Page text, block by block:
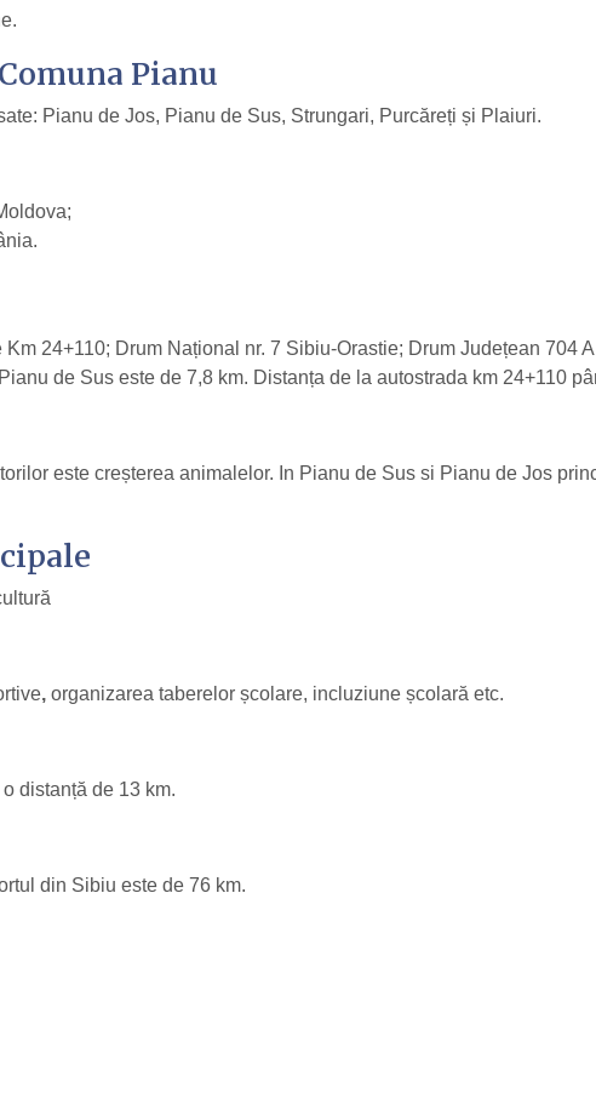
Pianu
Pianu de Jos, Pianu de Sus, Strungari, Purcăreți și Plaiuri.
24+110; Drum Național nr. 7 Sibiu-Orastie; Drum Județean 704
de Sus este de 7,8 km. Distanța de la autostrada km 24+110
este creșterea animalelor. In Pianu de Sus si Pianu de Jos
, organizarea taberelor școlare, incluziune școlară etc.
distanță de 13 km.
din Sibiu este de 76 km.